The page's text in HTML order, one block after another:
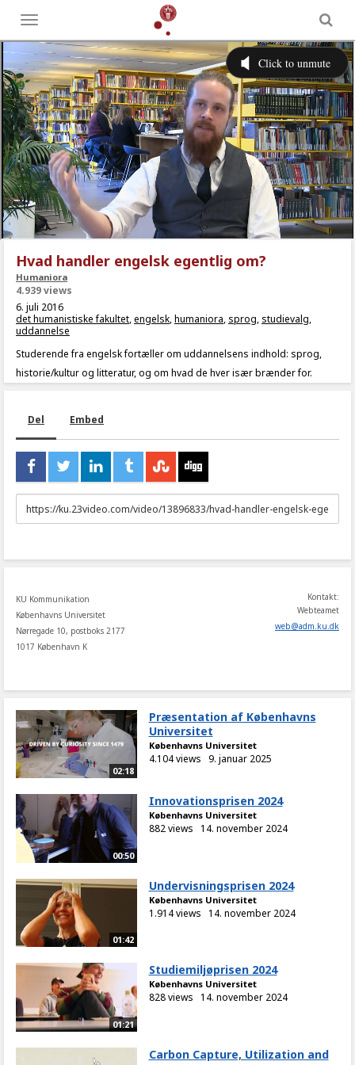
Toggle
menu
Hvad handler engelsk egentlig om?
Humaniora
4.939 views
6. juli 2016
det humanistiske fakultet,engelsk,humaniora, sprog, studievalg,
uddannelse
Studerende fra engelsk fortæller om uddannelsens indhold: sprog,
historie/kultur og litteratur, og om hvad de hver især brænder for.
Del Embed
URL
to
KU Kommunikation
Københavns Universitet
Nørregade 10, postboks 2177
1017 København K
Kontakt:
Webteamet
web@adm.ku.dk
02:18
Præsentation af Københavns
Universitet
Københavns Universitet
4.104 views 9. januar 2025
00:50
Innovationsprisen 2024
Københavns Universitet
882 views 14. november 2024
01:42
Undervisningsprisen 2024
Københavns Universitet
1.914 views 14. november 2024
01:21
Studiemiljøprisen 2024
Københavns Universitet
828 views 14. november 2024
Carbon Capture, Utilization and